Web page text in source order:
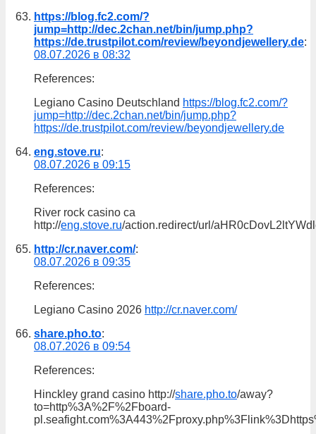
https://blog.fc2.com/?
jump=http://dec.2chan.net/bin/jump.php?
https://de.trustpilot.com/review/beyondjewellery.de:
08.07.2026 в 08:32
References:
Legiano Casino Deutschland https://blog.fc2.com/?
jump=http://dec.2chan.net/bin/jump.php?
https://de.trustpilot.com/review/beyondjewellery.de
eng.stove.ru:
08.07.2026 в 09:15
References:
River rock casino ca
http://eng.stove.ru/action.redirect/url/
http://cr.naver.com/:
08.07.2026 в 09:35
References:
Legiano Casino 2026 http://cr.naver.com/
share.pho.to:
08.07.2026 в 09:54
References:
Hinckley grand casino http://share.pho.to/away?
to=http%3A%2F%2Fboard-